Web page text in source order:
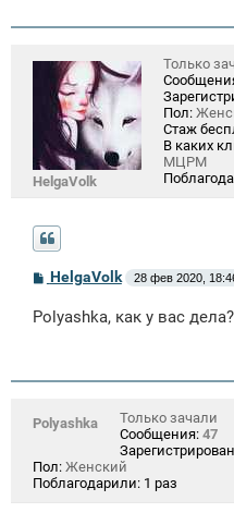
HelgaVolk
Только
Пол:
Стаж
В каких
МЦРМ
С
о
б
и
HelgaVolk 28 фев 2020,
Polyashka, как у вас дела?
Polyashka
Только зачали
Сообщения: 47
Пол: Женский
Поблагодарили: 1 раз